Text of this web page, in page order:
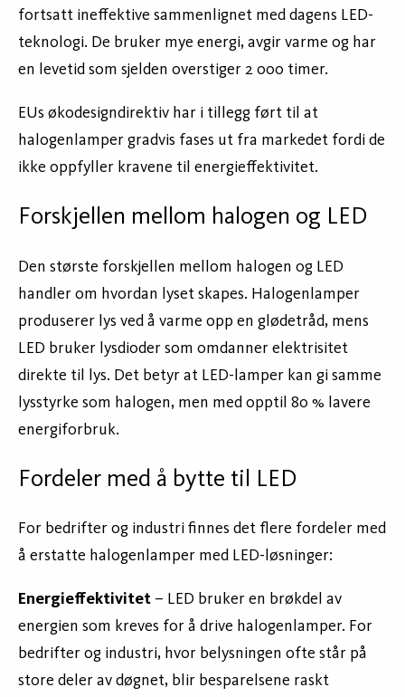
fortsatt ineffektive sammenlignet med dagens LED-
teknologi. De bruker mye energi, avgir varme og har
en levetid som sjelden overstiger 2 000 timer.
EUs økodesigndirektiv har i tillegg ført til at
halogenlamper gradvis fases ut fra markedet fordi de
ikke oppfyller kravene til energieffektivitet.
Forskjellen mellom halogen og LED
Den største forskjellen mellom halogen og LED
handler om hvordan lyset skapes. Halogenlamper
produserer lys ved å varme opp en glødetråd, mens
LED bruker lysdioder som omdanner elektrisitet
direkte til lys. Det betyr at LED-lamper kan gi samme
lysstyrke som halogen, men med opptil 80 % lavere
energiforbruk.
Fordeler med å bytte til LED
For bedrifter og industri finnes det flere fordeler med
å erstatte halogenlamper med LED-løsninger:
Energieffektivitet – LED bruker en brøkdel av
energien som kreves for å drive halogenlamper. For
bedrifter og industri, hvor belysningen ofte står på
store deler av døgnet, blir besparelsene raskt